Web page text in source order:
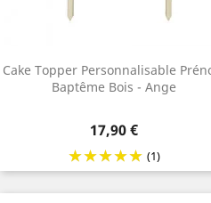
Cake Topper Personnalisable
Baptême Bois - Ange
Prix
17,90 €
(1)